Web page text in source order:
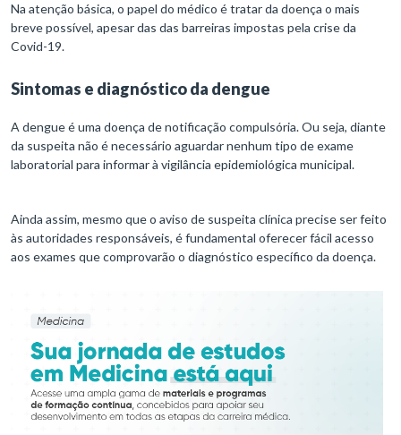
Na atenção básica, o papel do médico é tratar da doença o mais
breve possível, apesar das das barreiras impostas pela crise da
Covid-19.
Sintomas e diagnóstico da dengue
A dengue é uma doença de notificação compulsória. Ou seja, diante
da suspeita não é necessário aguardar nenhum tipo de exame
laboratorial para informar à vigilância epidemiológica municipal.
Ainda assim, mesmo que o aviso de suspeita clínica precise ser feito
às autoridades responsáveis, é fundamental oferecer fácil acesso
aos exames que comprovarão o diagnóstico específico da doença.